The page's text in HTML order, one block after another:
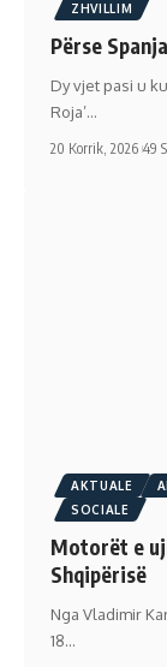
ZHVILLIM
Përse
Dy vjet pasi u
Roja’…
20 Korrik, 2026 49
AKTUALE
SOCIALE
Motorët e
Shqipërisë
Nga Vladimir
18…